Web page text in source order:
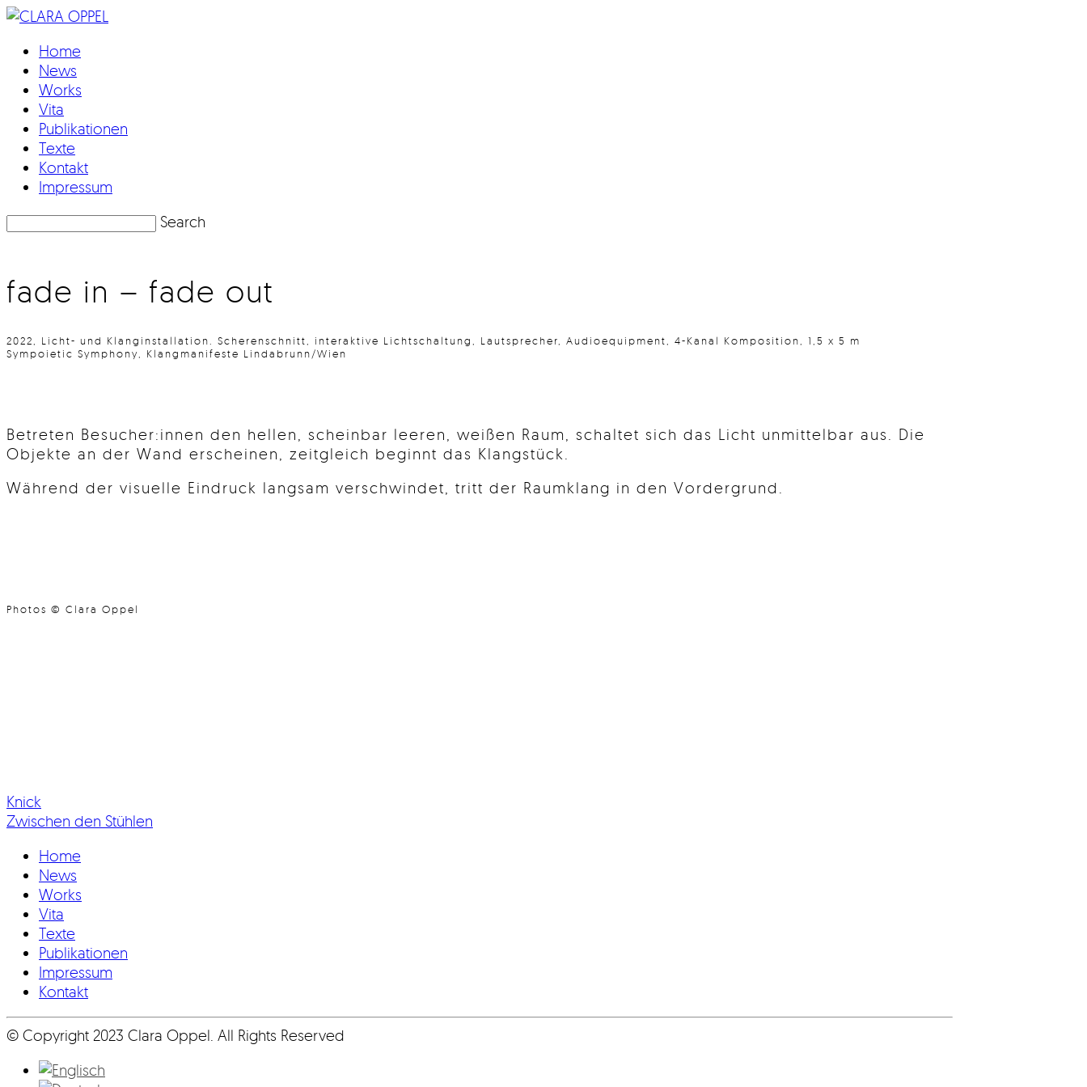
Home
News
Works
Vita
Publikationen
Texte
Kontakt
Impressum
Search
fade in – fade out
2022, Licht- und Klanginstallation. Scherenschnitt, interaktive Lichtschaltung, Lautsprecher, Audioequipment, 4-Kanal Komposition, 1,5 x 5 m
Sympoietic Symphony, Klangmanifeste Lindabrunn/Wien
Betreten Besucher:innen den hellen, scheinbar leeren, weißen Raum, schaltet sich das Licht unmittelbar aus. Die
Objekte an der Wand erscheinen, zeitgleich beginnt das Klangstück.
Während der visuelle Eindruck langsam verschwindet, tritt der Raumklang in den Vordergrund.
Photos © Clara Oppel
Knick
Zwischen den Stühlen
Home
News
Works
Vita
Texte
Publikationen
Impressum
Kontakt
© Copyright 2023 Clara Oppel. All Rights Reserved